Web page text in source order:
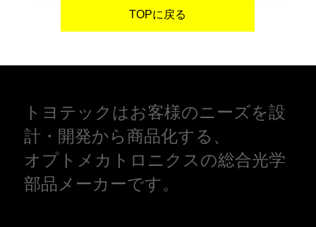
TOPに戻る
トヨテックはお客様のニーズを設
計・開発から商品化する、
オプトメカトロニクスの総合光学
部品メーカーです。